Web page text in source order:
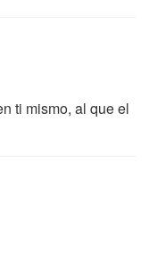
ti mismo, al que el